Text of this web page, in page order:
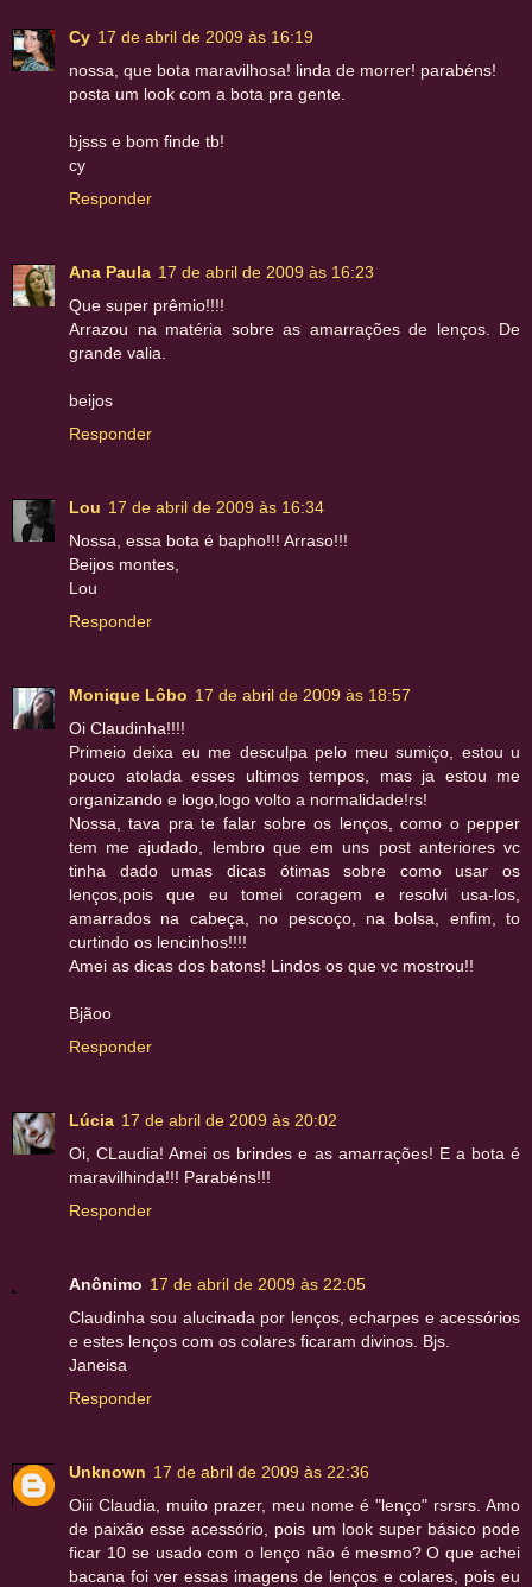
Cy 17 de abril de 2009 às 16:19
nossa, que bota maravilhosa! linda de morrer! parabéns!
posta um look com a bota pra gente.
bjsss e bom finde tb!
cy
Responder
Ana Paula 17 de abril de 2009 às 16:23
Que super prêmio!!!!
Arrazou na matéria sobre as amarrações de lenços. De
grande valia.
beijos
Responder
Lou 17 de abril de 2009 às 16:34
Nossa, essa bota é bapho!!! Arraso!!!
Beijos montes,
Lou
Responder
Monique Lôbo 17 de abril de 2009 às 18:57
Oi Claudinha!!!!
Primeio deixa eu me desculpa pelo meu sumiço, estou u
pouco atolada esses ultimos tempos, mas ja estou me
organizando e logo,logo volto a normalidade!rs!
Nossa, tava pra te falar sobre os lenços, como o pepper
tem me ajudado, lembro que em uns post anteriores vc
tinha dado umas dicas ótimas sobre como usar os
lenços,pois que eu tomei coragem e resolvi usa-los,
amarrados na cabeça, no pescoço, na bolsa, enfim, to
curtindo os lencinhos!!!!
Amei as dicas dos batons! Lindos os que vc mostrou!!
Bjãoo
Responder
Lúcia 17 de abril de 2009 às 20:02
Oi, CLaudia! Amei os brindes e as amarrações! E a bota é
maravilhinda!!! Parabéns!!!
Responder
Anônimo 17 de abril de 2009 às 22:05
Claudinha sou alucinada por lenços, echarpes e acessórios
e estes lenços com os colares ficaram divinos. Bjs.
Janeisa
Responder
Unknown 17 de abril de 2009 às 22:36
Oiii Claudia, muito prazer, meu nome é "lenço" rsrsrs. Amo
de paixão esse acessório, pois um look super básico pode
ficar 10 se usado com o lenço não é mesmo? O que achei
bacana foi ver essas imagens de lenços e colares, pois eu